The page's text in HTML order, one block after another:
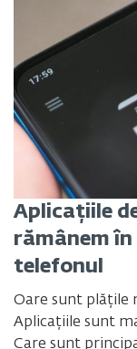
Aplicațiile
rămânem
telefonul
Oare sunt plățile
Aplicațiile sunt
Care sunt